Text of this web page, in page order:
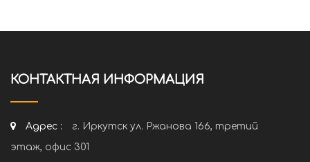
КОНТАКТНАЯ ИНФОРМАЦИЯ
Адрес :
г. Иркутск ул. Ржанова 166, третий
этаж, офис 301